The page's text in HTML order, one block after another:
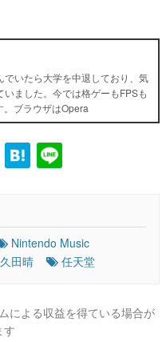
でいたら大学を中退しており、気
ました。今では格ゲーもFPSも
。ブラウザはOpera
Nintendo Music
久田晴 任天堂
による収益を得ている場合が
す